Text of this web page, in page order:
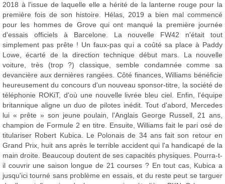
2018 à l'issue de laquelle elle a hérité de la lanterne rouge pour la
première fois de son histoire. Hélas, 2019 a bien mal commencé
pour les hommes de Grove qui ont manqué la première journée
d'essais officiels à Barcelone. La nouvelle FW42 n'était tout
simplement pas prête ! Un faux-pas qui a coûté sa place à Paddy
Lowe, écarté de la direction technique début mars. La nouvelle
voiture, très (trop ?) classique, semble condamnée comme sa
devancière aux dernières rangées. Côté finances, Williams bénéficie
heureusement du concours d'un nouveau sponsor-titre, la société de
téléphonie ROKiT, d'où une nouvelle livrée bleu ciel. Enfin, l'équipe
britannique aligne un duo de pilotes inédit. Tout d'abord, Mercedes
lui « prête » son jeune poulain, l'Anglais George Russell, 21 ans,
champion de Formule 2 en titre. Ensuite, Williams fait le pari osé de
titulariser Robert Kubica. Le Polonais de 34 ans fait son retour en
Grand Prix, huit ans après le terrible accident qui l'a handicapé de la
main droite. Beaucoup doutent de ses capacités physiques. Pourra-t-
il couvrir une saison longue de 21 courses ? En tout cas, Kubica a
jusqu'ici tourné sans problème en essais, et du reste peut se targuer